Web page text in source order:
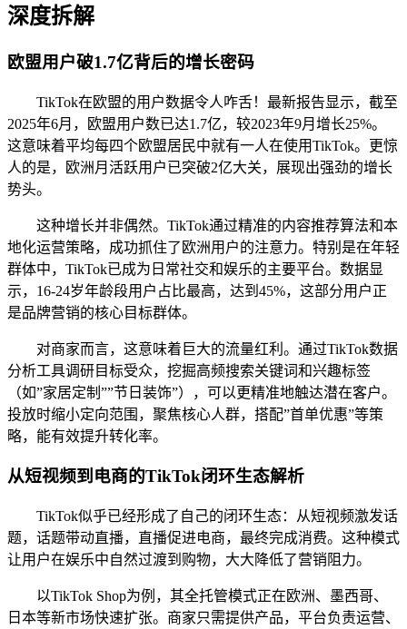
深度拆解
欧盟用户破1.7亿背后的增长密码
TikTok在欧盟的用户数据令人咋舌！最新报告显示，截至
2025年6月，欧盟用户数已达1.7亿，较2023年9月增长25%。
这意味着平均每四个欧盟居民中就有一人在使用TikTok。更惊
人的是，欧洲月活跃用户已突破2亿大关，展现出强劲的增长
势头。
这种增长并非偶然。TikTok通过精准的内容推荐算法和本
地化运营策略，成功抓住了欧洲用户的注意力。特别是在年轻
群体中，TikTok已成为日常社交和娱乐的主要平台。数据显
示，16-24岁年龄段用户占比最高，达到45%，这部分用户正
是品牌营销的核心目标群体。
对商家而言，这意味着巨大的流量红利。通过TikTok数据
分析工具调研目标受众，挖掘高频搜索关键词和兴趣标签
（如”家居定制””节日装饰”），可以更精准地触达潜在客户。
投放时缩小定向范围，聚焦核心人群，搭配”首单优惠”等策
略，能有效提升转化率。
从短视频到电商的TikTok闭环生态解析
TikTok似乎已经形成了自己的闭环生态：从短视频激发话
题，话题带动直播，直播促进电商，最终完成消费。这种模式
让用户在娱乐中自然过渡到购物，大大降低了营销阻力。
以TikTok Shop为例，其全托管模式正在欧洲、墨西哥、
日本等新市场快速扩张。商家只需提供产品，平台负责运营、